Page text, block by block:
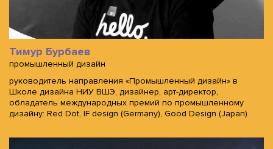
Тимур Бурбаев
промышленный дизайн
руководитель направления «Промышленный дизайн» в
Школе дизайна НИУ ВШЭ, дизайнер, арт-директор,
обладатель международных премий по промышленному
дизайну: Red Dot, IF design (Germany), Good Design (Japan)